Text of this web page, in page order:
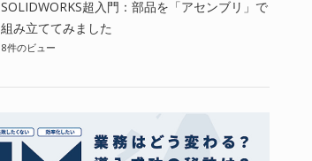
SOLIDWORKS超入門：部品を「アセンブリ」で
組み立ててみました
8件のビュー